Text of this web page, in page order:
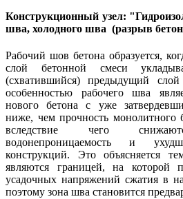
Конструкционный узел:
шва, холодного шва (разрыв
Рабочий шов бетона образуется,
слой бетонной смеси
(схватившийся) предыдущий слой
особенностью рабочего шва
нового бетона с уже
ниже, чем прочность монолитного
вследствие чего
водонепроницаемость и
конструкций. Это объясняется
являются границей, на которой
усадочных напряжений сжатия в
поэтому зона шва становится